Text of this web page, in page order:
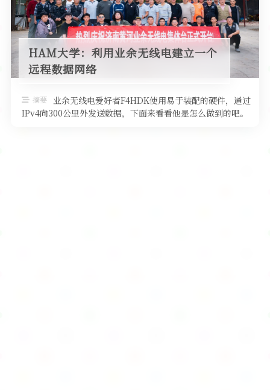
黄河新闻
行业新闻
图文教程
视频资料
HAM技巧
软件
车载类别
摩托车
编号申请
黄河直播
编号查询
HAM大学：利用业余无线电建立一个
远程数据网络
摘要 业余无线电爱好者F4HDK使用易于装配的硬件，通过
IPv4向300公里外发送数据，下面来看看他是怎么做到的吧。